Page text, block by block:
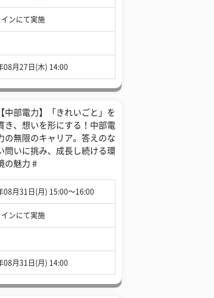
インにて実施
08月27日(木) 14:00
【中部電力】「きれいごと」を
き、想いを形にする！中部電
の無限のキャリア。答えのな
問いに挑み、成長し続ける環
の魅力 #
08月31日(月) 15:00〜16:00
インにて実施
08月31日(月) 14:00